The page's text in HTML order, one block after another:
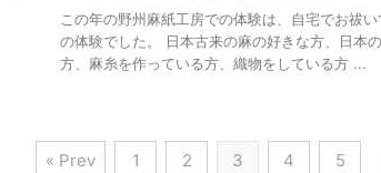
この年の野州麻紙工房での体験は、自宅でお祓
の体験でした。 日本古来の麻の好きな方、日本
方、麻糸を作っている方、織物をしている方 ...
« Prev 1 2 3 4 5